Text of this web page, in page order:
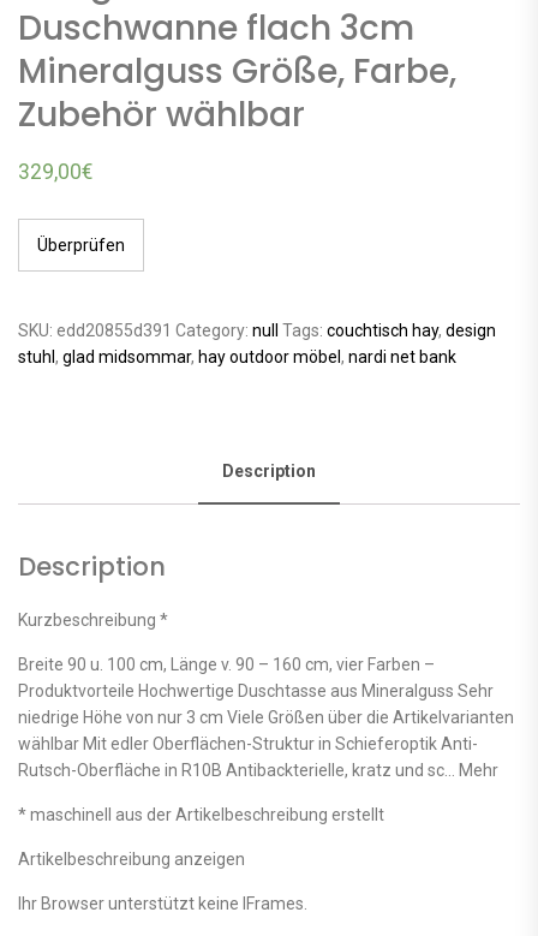
Duschwanne flach 3cm
Mineralguss Größe, Farbe,
Zubehör wählbar
329,00€
Überprüfen
SKU: edd20855d391 Category: null Tags: couchtisch hay, design
stuhl , glad midsommar, hay outdoor möbel , nardi net bank
Description
Description
Kurzbeschreibung *
Breite 90 u. 100 cm, Länge v. 90 – 160 cm, vier Farben –
Produktvorteile Hochwertige Duschtasse aus Mineralguss Sehr
niedrige Höhe von nur 3 cm Viele Größen über die Artikelvarianten
wählbar Mit edler Oberflächen-Struktur in Schieferoptik Anti-
Rutsch-Oberfläche in R10B Antibackterielle, kratz und sc… Mehr
* maschinell aus der Artikelbeschreibung erstellt
Artikelbeschreibung anzeigen
Ihr Browser unterstützt keine IFrames.